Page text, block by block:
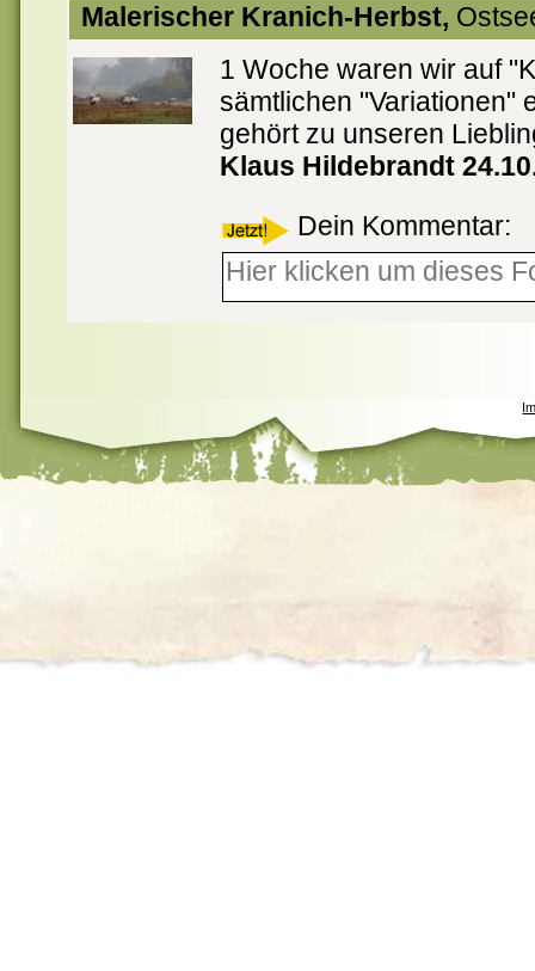
Malerischer Kranich-Herbst,
1 Woche waren wir auf
sämtlichen "Variationen"
gehört zu unseren
Klaus Hildebrandt
Dein Kommentar: